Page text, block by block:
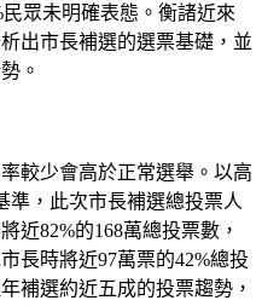
眾未明確表態。衡諸近來
出市長補選的選票基礎，並
。
較少會高於正常選舉。以高
準，此次市長補選總投票人
近82%的168萬總投票數，
長時將近97萬票的42%總投
補選約近五成的投票趨勢，